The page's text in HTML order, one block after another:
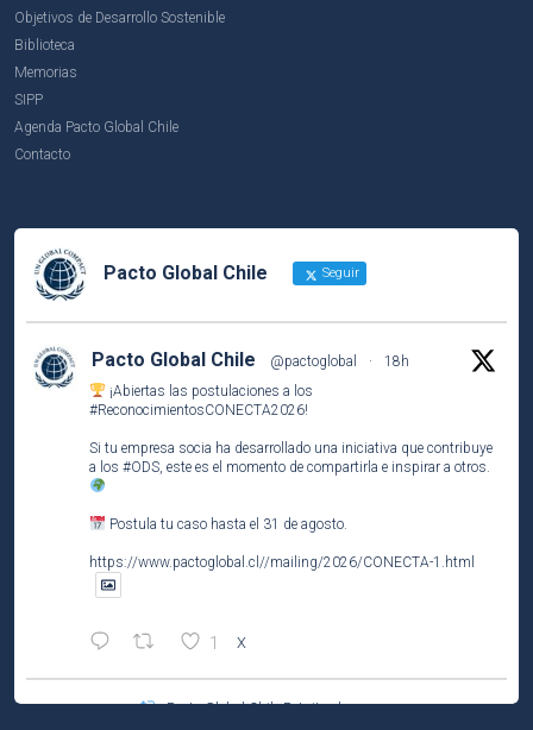
Objetivos de Desarrollo Sostenible
Biblioteca
Memorias
SIPP
Agenda Pacto Global Chile
Contacto
Pacto Global Chile Seguir
Pacto Global Chile @pactoglobal ·
18h
¡Abiertas las postulaciones a los
#ReconocimientosCONECTA2026!
Si tu empresa socia ha desarrollado una iniciativa que contribuye
a los #ODS , este es el momento de compartirla e inspirar a otros.
Postula tu caso hasta el 31 de agosto.
https://www.pactoglobal.cl//mailing/2026/CONECTA-1.html
1 X
Pacto Global Chile Retuiteado